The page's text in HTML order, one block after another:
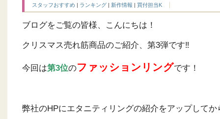
スタッフおすすめ | ランキング | 新作情報 | 買付担当K
ブログをご覧の皆様、こんにちは！
クリスマス売れ筋商品のご紹介、第3弾です‼
今回は第3位のファッションリングです！
弊社のHPにエタニティリングの紹介をアップしてか